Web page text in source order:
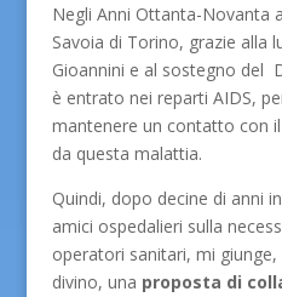
Negli Anni Ottanta-Novanta
Savoia di Torino, grazie alla
Gioannini e al sostegno del
è entrato nei reparti AIDS,
mantenere un contatto con
da questa malattia.
Quindi, dopo decine di anni
amici ospedalieri sulla
operatori sanitari, mi
divino, una proposta di